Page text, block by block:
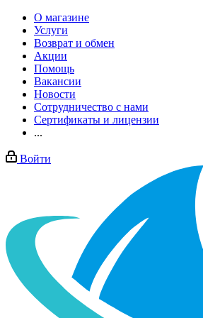
О магазине
Услуги
Возврат и обмен
Акции
Помощь
Вакансии
Новости
Сотрудничество с нами
Сертификаты и лицензии
...
Войти